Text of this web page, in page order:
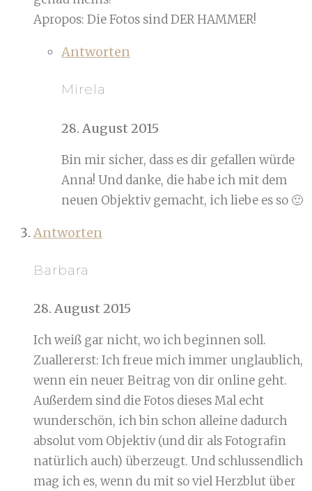
Apropos: Die Fotos sind DER HAMMER!
Antworten
Mirela
28. August 2015
Bin mir sicher, dass es dir gefallen würde
Anna! Und danke, die habe ich mit dem
neuen Objektiv gemacht, ich liebe es so 🙂
Antworten
Barbara
28. August 2015
Ich weiß gar nicht, wo ich beginnen soll.
Zuallererst: Ich freue mich immer unglaublich,
wenn ein neuer Beitrag von dir online geht.
Außerdem sind die Fotos dieses Mal echt
wunderschön, ich bin schon alleine dadurch
absolut vom Objektiv (und dir als Fotografin
natürlich auch) überzeugt. Und schlussendlich
mag ich es, wenn du mit so viel Herzblut über